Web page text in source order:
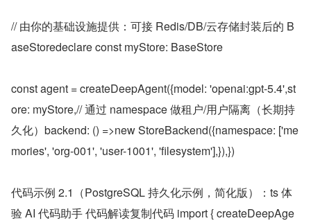
// 由你的基础设施提供：可接 Redis/DB/云存储封装后的 B
aseStoredeclare const myStore: BaseStore
const agent = createDeepAgent({model: 'openai:gpt-5.4',st
ore: myStore,// 通过 namespace 做租户/用户隔离（长期持
久化）backend: () =>new StoreBackend({namespace: ['me
mories', 'org-001', 'user-1001', 'filesystem'],}),})
代码示例 2.1（PostgreSQL 持久化示例，简化版）：ts 体
验 AI 代码助手 代码解读复制代码 import { createDeepAge